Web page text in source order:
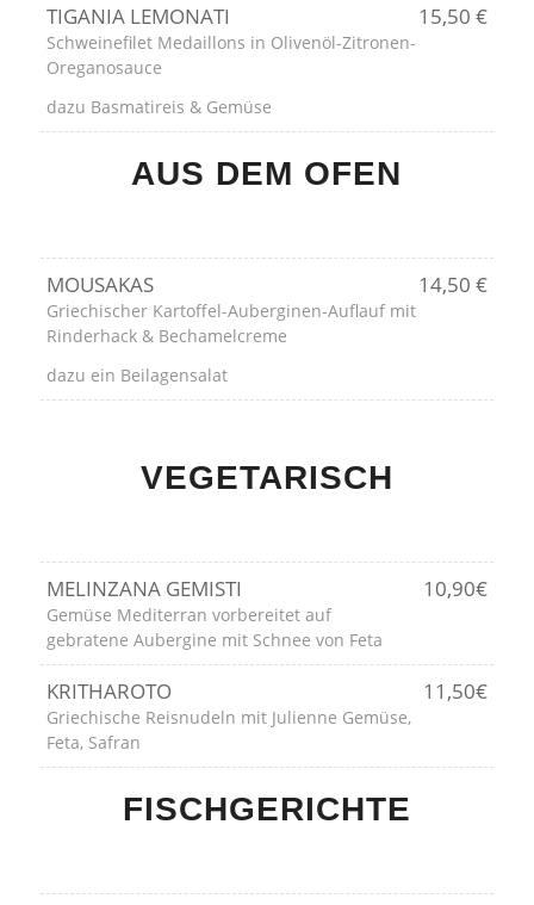
TIGANIA LEMONATI 15,50 €
Schweinefilet Medaillons in Olivenöl-Zitronen-
Oreganosauce
dazu Basmatireis & Gemüse
AUS DEM OFEN
MOUSAKAS 14,50 €
Griechischer Kartoffel-Auberginen-Auflauf mit
Rinderhack & Bechamelcreme
dazu ein Beilagensalat
VEGETARISCH
MELINZANA GEMISTI 10,90€
Gemüse Mediterran vorbereitet auf
gebratene Aubergine mit Schnee von Feta
KRITHAROTO 11,50€
Griechische Reisnudeln mit Julienne Gemüse,
Feta, Safran
FISCHGERICHTE